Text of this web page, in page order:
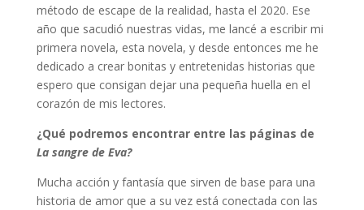
método de escape de la realidad, hasta el 2020. Ese
año que sacudió nuestras vidas, me lancé a escribir mi
primera novela, esta novela, y desde entonces me he
dedicado a crear bonitas y entretenidas historias que
espero que consigan dejar una pequeña huella en el
corazón de mis lectores.
¿Qué podremos encontrar entre las páginas de
La sangre de Eva?
Mucha acción y fantasía que sirven de base para una
historia de amor que a su vez está conectada con las